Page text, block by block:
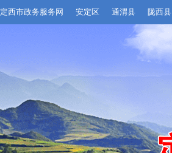
定西市政务服务网 安定区 通渭县 陇西县